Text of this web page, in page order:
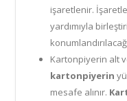
işaretlenir.
yardımıyla
Kartonpiyerin alt
kartonpiyerin
mesafe alınır.